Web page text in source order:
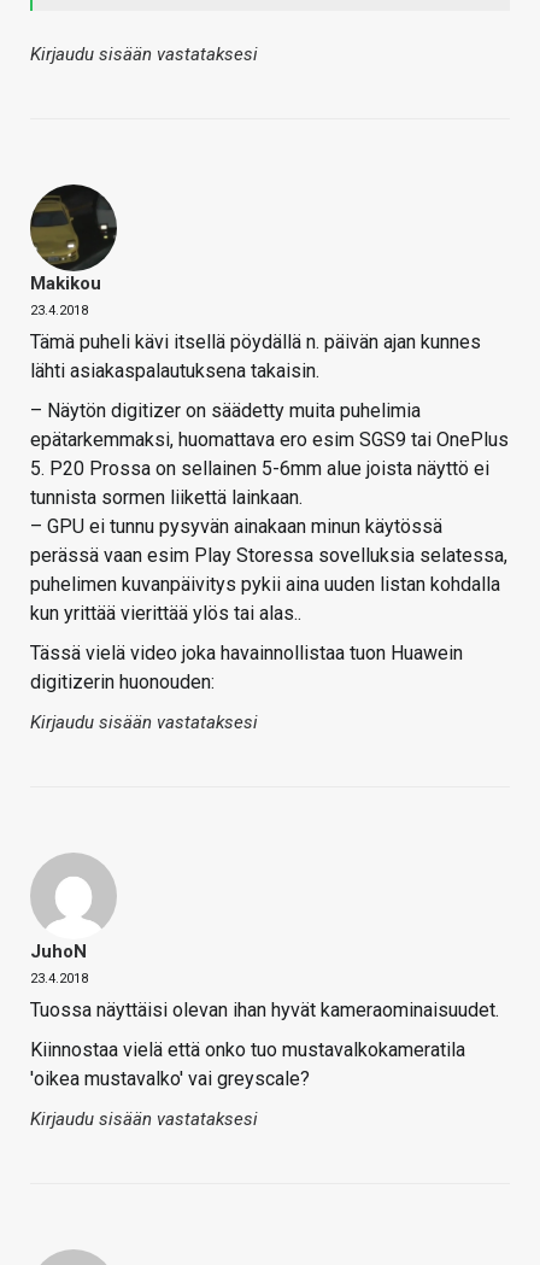
Kirjaudu sisään vastataksesi
Makikou
23.4.2018
Tämä puheli kävi itsellä pöydällä n. päivän ajan kunnes
lähti asiakaspalautuksena takaisin.
– Näytön digitizer on säädetty muita puhelimia
epätarkemmaksi, huomattava ero esim SGS9 tai OnePlus
5. P20 Prossa on sellainen 5-6mm alue joista näyttö ei
tunnista sormen liikettä lainkaan.
– GPU ei tunnu pysyvän ainakaan minun käytössä
perässä vaan esim Play Storessa sovelluksia selatessa,
puhelimen kuvanpäivitys pykii aina uuden listan kohdalla
kun yrittää vierittää ylös tai alas..
Tässä vielä video joka havainnollistaa tuon Huawein
digitizerin huonouden:
Kirjaudu sisään vastataksesi
JuhoN
23.4.2018
Tuossa näyttäisi olevan ihan hyvät kameraominaisuudet.
Kiinnostaa vielä että onko tuo mustavalkokameratila
'oikea mustavalko' vai greyscale?
Kirjaudu sisään vastataksesi